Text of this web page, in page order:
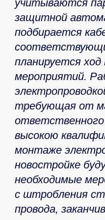
учитываются
защитной
подбирается
планируется
мероприятий.
требующая от
высокою
монтаже
новостройке
необходимые
с штробления
провода,